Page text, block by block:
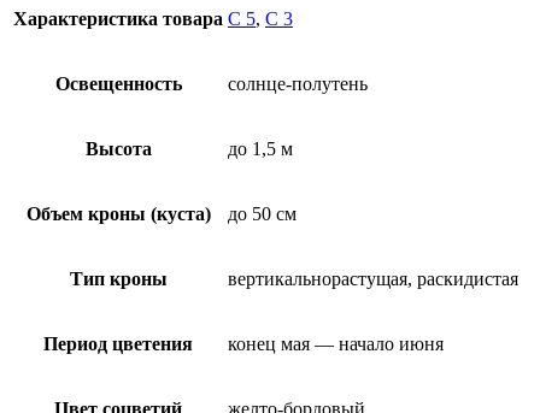
Характеристика товара C 5, С 3
Освещенность солнце-полутень
Высота до 1,5 м
Объем кроны (куста) до 50 см
Тип кроны вертикальнорастущая, раскидистая
Период цветения конец мая — начало июня
Цвет соцветий желто-бордовый